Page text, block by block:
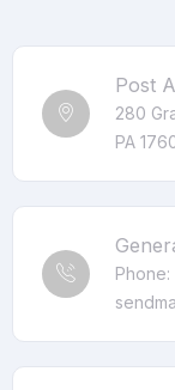
Post
280
PA
Phone: